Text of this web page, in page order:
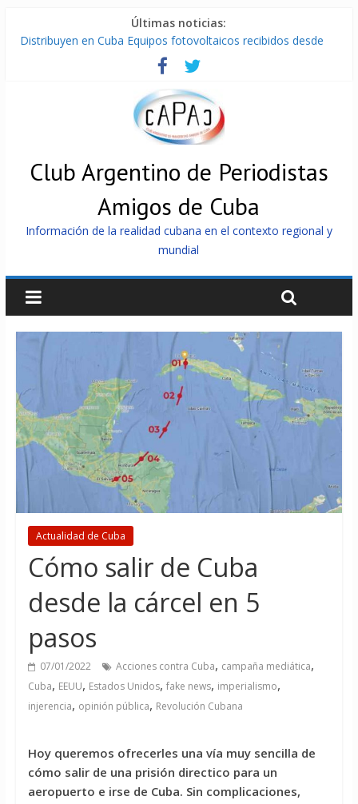
Últimas noticias:
Distribuyen en Cuba Equipos fotovoltaicos recibidos desde
La ONU condena medidas de EE.UU contra Cuba
Cuba alerta sobre doctrina militar de dominación de EEUU
Nuevas sanciones de EEUU contra Cuba apuntan a la
cooperación militar con Rusia y China
Brutal represión contra los que marchan para que no se
venda la patria
Club Argentino de Periodistas
Amigos de Cuba
Información de la realidad cubana en el contexto regional y
mundial
Actualidad de Cuba
Cómo salir de Cuba
desde la cárcel en 5
pasos
07/01/2022 Acciones contra Cuba, campaña mediática,
Cuba, EEUU, Estados Unidos, fake news, imperialismo,
injerencia, opinión pública, Revolución Cubana
Hoy queremos ofrecerles una vía muy sencilla de
cómo salir de una prisión directico para un
aeropuerto e irse de Cuba. Sin complicaciones,